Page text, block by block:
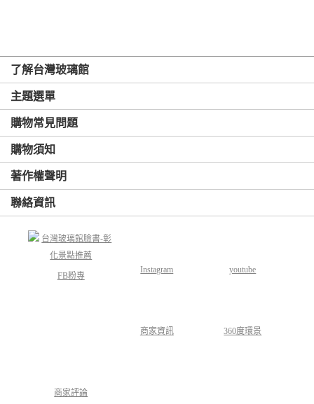
了解台灣玻璃館
主題選單
購物常見問題
購物須知
著作權聲明
聯絡資訊
FB粉專
Instagram youtube
商家資訊 360度環景
商家評論